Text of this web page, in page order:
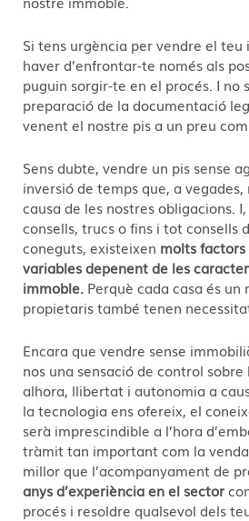
Si tens urgència per vendre el teu
haver d’enfrontar-te només als
puguin sorgir-te en el procés. I no
preparació de la documentació
venent el nostre pis a un preu
Sens dubte, vendre un pis sense
inversió de temps que, a
causa de les nostres obligacions.
consells, trucs o fins i tot consells
coneguts, existeixen molts
variables depenent de les
immoble. Perquè cada casa és un
propietaris també tenen
Encara que vendre sense
nos una sensació de control
alhora, llibertat i autonomia a
la tecnologia ens ofereix, el
serà imprescindible a l’hora
tràmit tan important com la venda
millor que l’acompanyament de
anys d’experiència en el sector
procés i resoldre qualsevol dels